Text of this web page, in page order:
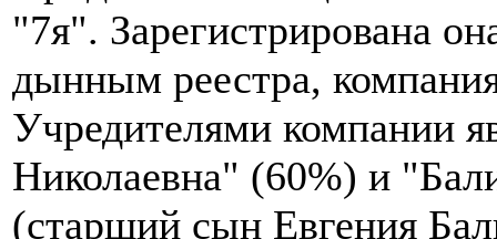
"7я". Зарегистрирована
дынным реестра,
Учредителями компании
Николаевна" (60%) и
(старший сын Евгения